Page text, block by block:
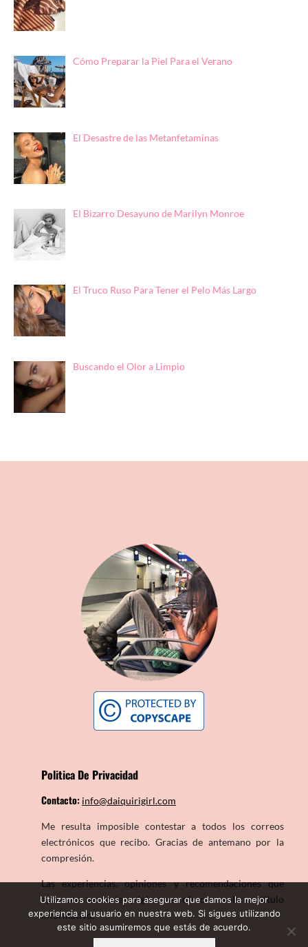
Cómo Preparar la Piel Para el Verano
El Desastre de las Metanfetaminas
El Bizarro Desayuno de Marilyn Monroe
El Truco Ruso Para Tener el Pelo Más Largo
Buscando el Olor a Limpio
Politica De Privacidad
Contacto: info@daiquirigirl.com
Me resulta imposible contestar a todos los correos
electrónicos que recibo. Gracias de antemano por la
compresión.
Las experiencias, opiniones y recomendaciones que
aparecen en esta página se ofrecen solo a título
informativo.
Utilizamos cookies para asegurar que damos la mejor
experiencia al usuario en nuestra web. Si sigues utilizando
este sitio asumiremos que estás de acuerdo.